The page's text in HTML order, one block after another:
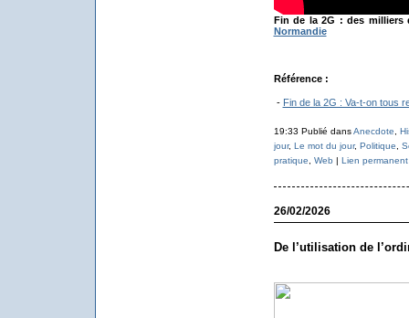
Fin de la 2G : des milliers
Normandie
Référence :
- Fin de la 2G : Va-t-on tous
19:33 Publié dansAnecdote
jour, Le mot du jour, Politique
pratique
Web | Lien permanent
26/02/2026
De l’utilisation de